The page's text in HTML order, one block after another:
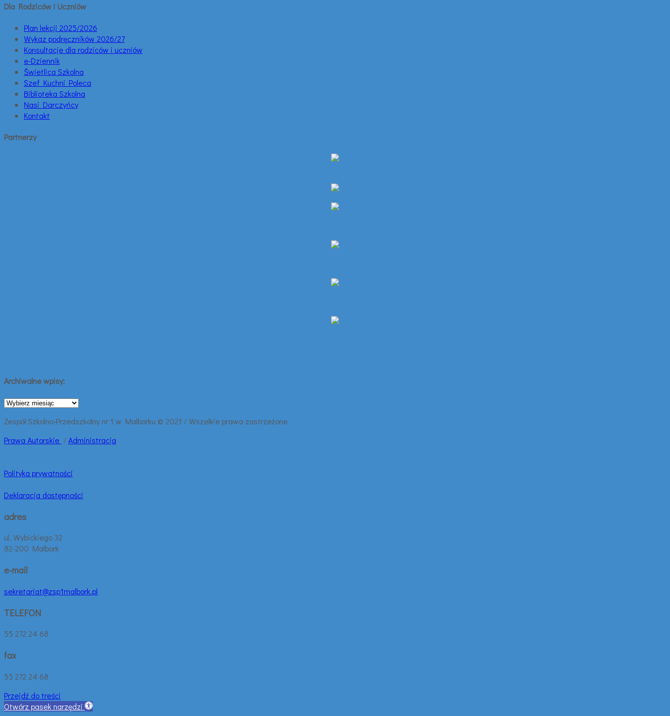
Dla Rodziców i Uczniów
Plan lekcji 2025/2026
Wykaz podręczników 2026/27
Konsultacje dla rodziców i uczniów
e-Dziennik
Świetlica Szkolna
Szef Kuchni Poleca
Biblioteka Szkolna
Nasi Darczyńcy
Kontakt
Partnerzy
Archiwalne wpisy:
Archiwalne
Zespół Szkolno-Przedszkolny nr 1 w Malborku © 2021 / Wszelkie prawa zastrzeżone
Prawa Autorskie /Administracja
Polityka prywatności
Deklaracja dostępności
adres
ul. Wybickiego 32
82-200 Malbork
e-mail
sekretariat@zsp1malbork.pl
TELEFON
55 272 24 68
fax
55 272 24 68
Przejdź do treści
Otwórz pasek narzędzi